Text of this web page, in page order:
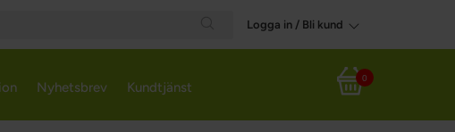
Search
Logga in / Bli kund
Varukorg
0
Nyhetsbrev Kundtjänst